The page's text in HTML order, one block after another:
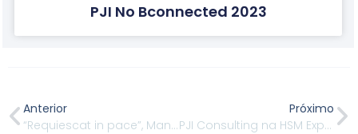
PJI No Bconnected 2023
Anterior
“Requiescat in pace”, Mandela
Próximo
PJI Consulting na HSM Expomanagement 2013